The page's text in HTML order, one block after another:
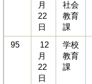
月
22
日
社会
教育
課
95
12
月
22
日
学校
教育
課